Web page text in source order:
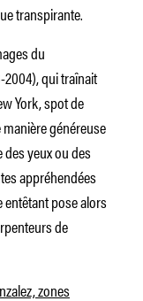
transpirante.
du
qui traînait
York, spot de
généreuse
yeux ou des
appréhendées
pose alors
de
zones